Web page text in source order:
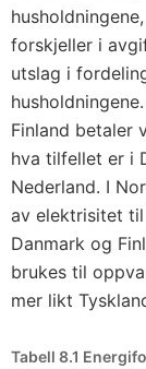
forskjeller i
utslag i
Finland betaler
hva tilfellet er i
Nederland. I
av elektrisitet
Danmark og
brukes til
mer likt
Tabell 8.1